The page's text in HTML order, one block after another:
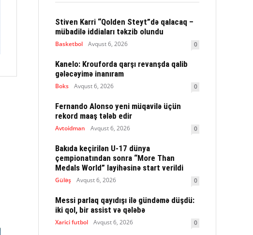
Stiven Karri “Qolden Steyt”də qalacaq –
mübadilə iddiaları təkzib olundu
Basketbol Avqust 6, 2026 0
Kanelo: Krouforda qarşı revanşda qalib
gələcəyimə inanıram
Boks Avqust 6, 2026 0
Fernando Alonso yeni müqavilə üçün
rekord maaş tələb edir
Avtoidman Avqust 6, 2026 0
Bakıda keçirilən U-17 dünya
çempionatından sonra “More Than
Medals World” layihəsinə start verildi
Güləş Avqust 6, 2026 0
Messi parlaq qayıdışı ilə gündəmə düşdü:
iki qol, bir assist və qələbə
Xarici futbol Avqust 6, 2026 0